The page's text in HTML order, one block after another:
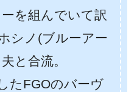
を組んでいて訳
シノ(ブルーアー
と合流。
たFGOのバーヴ